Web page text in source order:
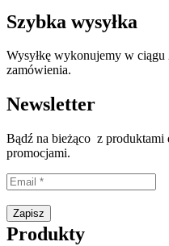
Szybka wysyłka
Wysyłkę wykonujemy w ciągu
zamówienia.
Newsletter
Bądź na bieżąco z produktami
promocjami.
Zapisz
Produkty